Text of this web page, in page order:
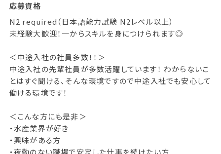
応募資格
N2 required（日本語能力試験 N2レベル以上）
未経験大歓迎！一からスキルを身につけられます◎
＜中途入社の社員多数！！＞
中途入社の先輩社員が多数活躍しています！ わからないこ
とはすぐ聞ける、そんな環境ですので中途入社でも安心して
働ける環境です！
＜こんな方にも是非＞
・水産業界が好き
・興味がある方
・夜勤のない職場で安定した仕事を続けたい方